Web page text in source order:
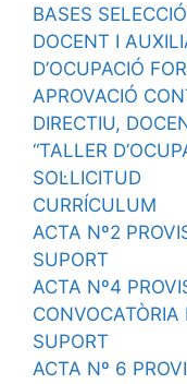
BASES
DOCENT I
D’OCUPACIÓ
APROVACIÓ
DIRECTIU,
“TALLER
SOL·LICITUD
CURRÍCULUM
ACTA Nº2
SUPORT
ACTA Nº4
CONVOCATÒRIA
SUPORT
ACTA Nº 6